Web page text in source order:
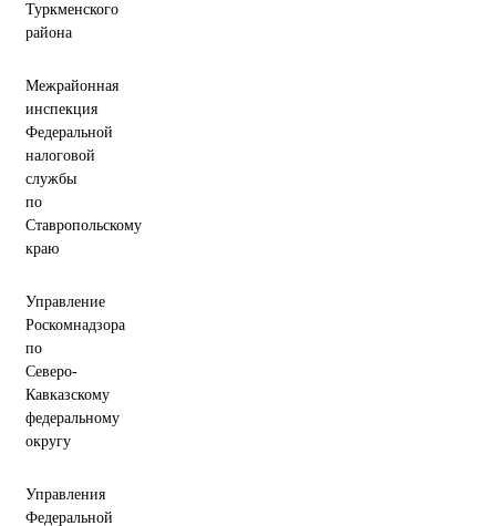
Туркменского
района
Межрайонная
инспекция
Федеральной
налоговой
службы
по
Ставропольскому
краю
Управление
Роскомнадзора
по
Северо-
Кавказскому
федеральному
округу
Управления
Федеральной